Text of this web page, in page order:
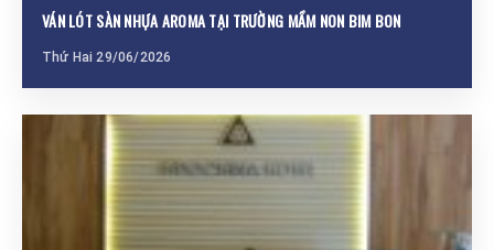
VÁN LÓT SÀN NHỰA AROMA TẠI TRƯỜNG MẦM NON BIM BON
Thứ Hai 29/06/2026